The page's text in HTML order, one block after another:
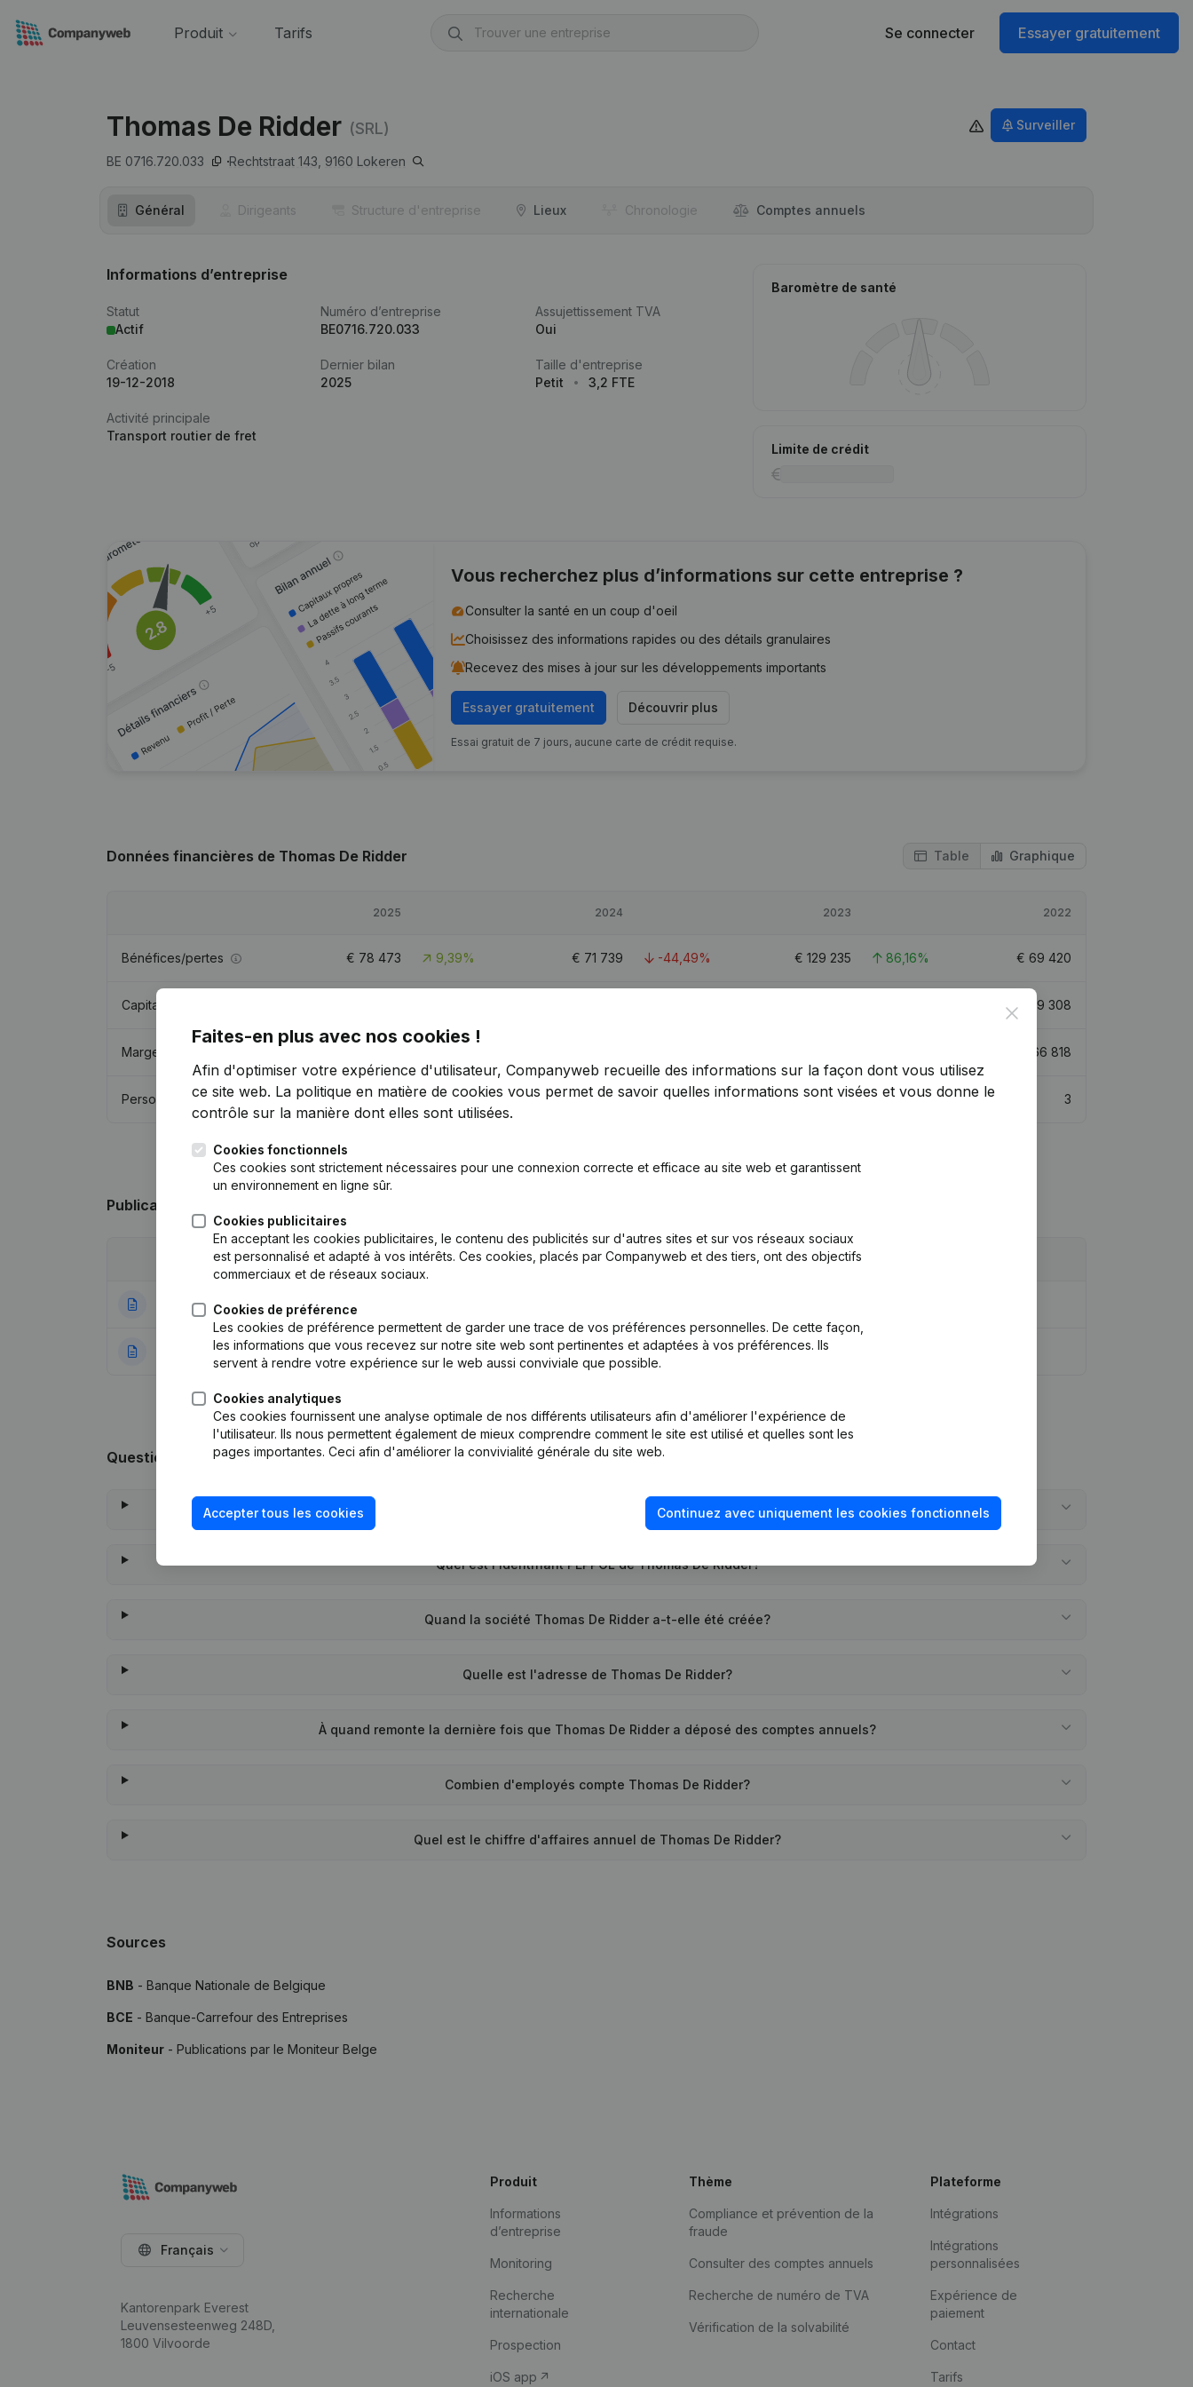
Produit Tarifs Se connecter Essayer gratuitement
Thomas De Ridder (SRL)
BE 0716.720.033 Rechtstraat 143, 9160 Lokeren
Surveiller
Général Dirigeants Structure d'entreprise Lieux Chronologie Comptes annuels
Informations d’entreprise
Statut
Actif
Numéro d’entreprise
BE0716.720.033
Assujettissement TVA
Oui
Création
19-12-2018
Dernier bilan
2025
Taille d'entreprise
Petit
3,2 FTE
Activité principale
Transport routier de fret
Baromètre de santé
Limite de crédit
Vous recherchez plus d’informations sur cette entreprise ?
Consulter la santé en un coup d'oeil
Choisissez des informations rapides ou des détails granulaires
Recevez des mises à jour sur les développements importants
Essayer gratuitement Découvrir plus
Essai gratuit de 7 jours, aucune carte de crédit requise.
Données financières de Thomas De Ridder Table Graphique
2025 2024 2023 2022
Bénéfices/pertes € 78 473 9,39% € 71 739 -44,49% € 129 235 86,16% € 69 420
Capitaux propres € 359 308
Marge brute 366 818
Personnel 3,2 4,2 3,1 3
Publications
Publication
21-12-2023 Statuts (Traduction, Coordination, Autres Modifications, …) - Modification Forme Juridique - Demissions - Nominations
24-12-2018 Rubrique Constitution (Nouvelle Personne Morale, Ouverture Succursale, etc...)(NL)
Questions fréquemment posées
Quel est le numéro de TVA de Thomas De Ridder?
Quel est l'identifiant PEPPOL de Thomas De Ridder?
Quand la société Thomas De Ridder a-t-elle été créée?
Quelle est l'adresse de Thomas De Ridder?
À quand remonte la dernière fois que Thomas De Ridder a déposé des comptes annuels?
Combien d'employés compte Thomas De Ridder?
Quel est le chiffre d'affaires annuel de Thomas De Ridder?
Sources
BNB - Banque Nationale de Belgique
BCE - Banque-Carrefour des Entreprises
Moniteur - Publications par le Moniteur Belge
Close
Faites-en plus avec nos cookies !
Afin d'optimiser votre expérience d'utilisateur, Companyweb recueille des informations sur la façon dont vous utilisez
ce site web. La politique en matière de cookies vous permet de savoir quelles informations sont visées et vous donne le
contrôle sur la manière dont elles sont utilisées.
Cookies fonctionnels
Ces cookies sont strictement nécessaires pour une connexion correcte et efficace au site web et garantissent
un environnement en ligne sûr.
Cookies publicitaires
En acceptant les cookies publicitaires, le contenu des publicités sur d'autres sites et sur vos réseaux sociaux
est personnalisé et adapté à vos intérêts. Ces cookies, placés par Companyweb et des tiers, ont des objectifs
commerciaux et de réseaux sociaux.
Cookies de préférence
Les cookies de préférence permettent de garder une trace de vos préférences personnelles. De cette façon,
les informations que vous recevez sur notre site web sont pertinentes et adaptées à vos préférences. Ils
servent à rendre votre expérience sur le web aussi conviviale que possible.
Cookies analytiques
Ces cookies fournissent une analyse optimale de nos différents utilisateurs afin d'améliorer l'expérience de
l'utilisateur. Ils nous permettent également de mieux comprendre comment le site est utilisé et quelles sont les
pages importantes. Ceci afin d'améliorer la convivialité générale du site web.
Accepter tous les cookies Continuez avec uniquement les cookies fonctionnels
Français
Kantorenpark Everest
Leuvensesteenweg 248D,
1800 Vilvoorde
Produit
Informations
d’entreprise
Monitoring
Recherche
internationale
Prospection
iOS app
Thème
Compliance et prévention de la
fraude
Consulter des comptes annuels
Recherche de numéro de TVA
Vérification de la solvabilité
Plateforme
Intégrations
Intégrations
personnalisées
Expérience de
paiement
Contact
Tarifs